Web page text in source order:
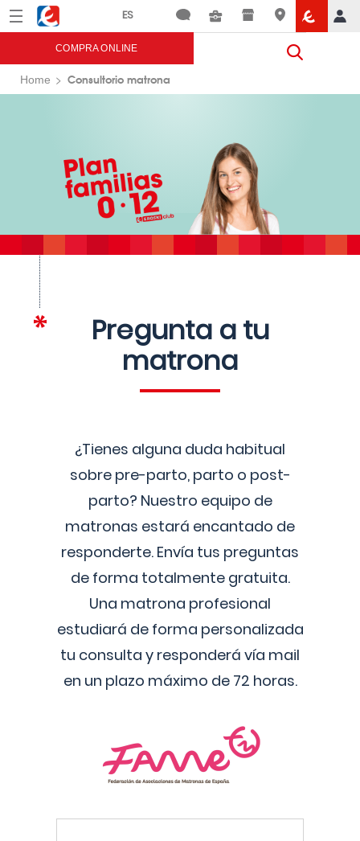
Menú Eroski
COMPRA ONLINE
Home Consultorio matrona
Pregunta a tu
matrona
¿Tienes alguna duda habitual
sobre pre-parto, parto o post-
parto? Nuestro equipo de
matronas estará encantado de
responderte. Envía tus preguntas
de forma totalmente gratuita.
Una matrona profesional
estudiará de forma personalizada
tu consulta y responderá vía mail
en un plazo máximo de 72 horas.